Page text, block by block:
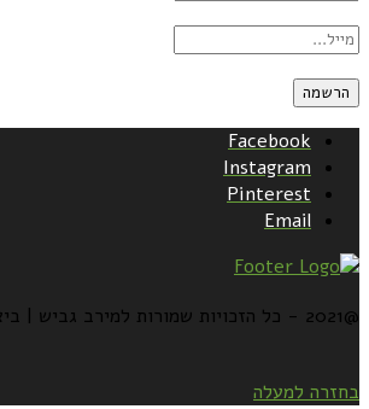
Facebook
Instagram
Pinterest
Email
@2021 - כל הזכויות שמורות למירב גביש | ביצוע
בחזרה למעלה